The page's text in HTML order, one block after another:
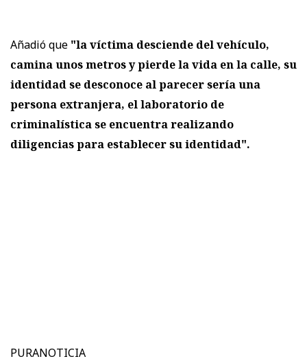
Añadió que "la víctima desciende del vehículo,
camina unos metros y pierde la vida en la calle, su
identidad se desconoce al parecer sería una
persona extranjera, el laboratorio de
criminalística se encuentra realizando
diligencias para establecer su identidad".
PURANOTICIA